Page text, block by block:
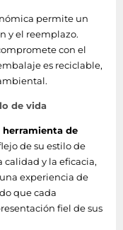
540 - Expression
530 - Expression
520 - Expression
510 - Expression
- Expression
- Expression
- Expression
- Expression
15000 -
XP-455 -
XP-452 -
permite un
y el reemplazo.
con el
es reciclable,
de vida
herramienta de
de su estilo de
calidad y la eficacia,
experiencia de
que cada
fiel de sus